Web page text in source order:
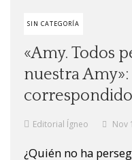
SIN CATEGORÍA
«Amy. Todos
nuestra
correspondido
Editorial Ígneo Nov
¿Quién no ha